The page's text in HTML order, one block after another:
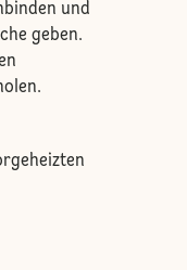
und
geben.